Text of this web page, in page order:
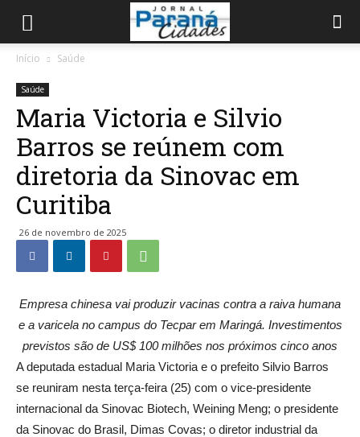
Início Saúde
Saúde
Maria Victoria e Silvio
Barros se reúnem com
diretoria da Sinovac em
Curitiba
26 de novembro de 2025
Empresa chinesa vai produzir vacinas contra a raiva humana
e a varicela no campus do Tecpar em Maringá. Investimentos
previstos são de US$ 100 milhões nos próximos cinco anos
A deputada estadual Maria Victoria e o prefeito Silvio Barros
se reuniram nesta terça-feira (25) com o vice-presidente
internacional da Sinovac Biotech, Weining Meng; o presidente
da Sinovac do Brasil, Dimas Covas; o diretor industrial da